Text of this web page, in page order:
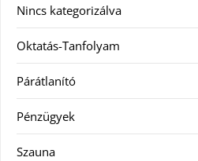
Nincs kategorizálva
Oktatás-Tanfolyam
Párátlanító
Pénzügyek
Szauna